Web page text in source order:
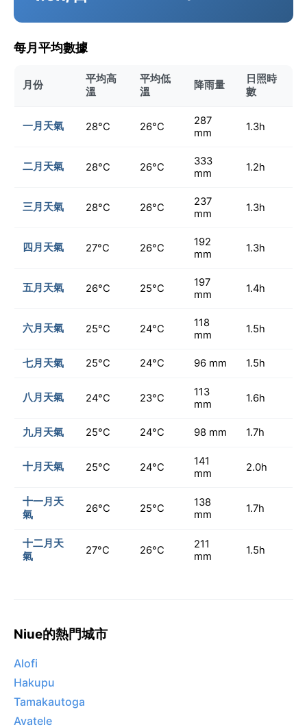
每月平均數據
月份
平均高
溫
平均低
溫
降雨量
日照時
數
一月天氣 28°C 26°C
287
mm
1.3h
二月天氣 28°C 26°C
333
mm
1.2h
三月天氣 28°C 26°C
237
mm
1.3h
四月天氣 27°C 26°C
192
mm
1.3h
五月天氣 26°C 25°C
197
mm
1.4h
六月天氣 25°C 24°C
118
mm
1.5h
七月天氣 25°C 24°C 96 mm 1.5h
八月天氣 24°C 23°C
113
mm
1.6h
九月天氣 25°C 24°C 98 mm 1.7h
十月天氣 25°C 24°C
141
mm
2.0h
十一月天
氣
26°C 25°C
138
mm
1.7h
十二月天
氣
27°C 26°C
211
mm
1.5h
Niue的熱門城市
Alofi
Hakupu
Tamakautoga
Avatele